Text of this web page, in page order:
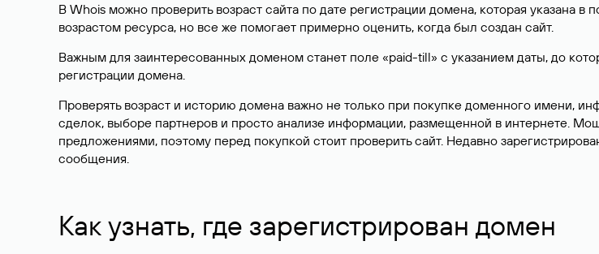
В Whois можно проверить возраст сайта по дате регистрации домена, которая указана
возрастом ресурса, но все же помогает примерно оценить, когда был создан сайт.
Важным для заинтересованных доменом станет поле «paid-till» с указанием даты, до
регистрации домена.
Проверять возраст и историю домена важно не только при покупке доменного имени,
сделок, выборе партнеров и просто анализе информации, размещенной в интернете.
предложениями, поэтому перед покупкой стоит проверить сайт. Недавно
сообщения.
Как узнать, где зарегистрирован домен